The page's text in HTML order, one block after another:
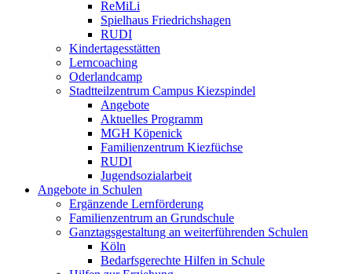
ReMiLi
Spielhaus Friedrichshagen
RUDI
Kindertagesstätten
Lerncoaching
Oderlandcamp
Stadtteilzentrum Campus Kiezspindel
Angebote
Aktuelles Programm
MGH Köpenick
Familienzentrum Kiezfüchse
RUDI
Jugendsozialarbeit
Angebote in Schulen
Ergänzende Lernförderung
Familienzentrum an Grundschule
Ganztagsgestaltung an weiterführenden Schulen
Köln
Bedarfsgerechte Hilfen in Schule